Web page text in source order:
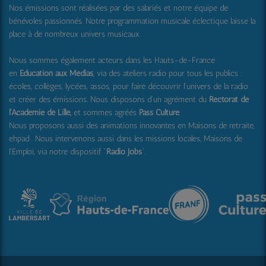
Nos émissions sont réalisées par des salariés et notre équipe de
bénévoles passionnés. Notre programmation musicale éclectique laisse la
place à de nombreux univers musicaux.
Nous sommes également acteurs dans les Hauts-de-France
en Education aux Médias, via des ateliers radio pour tous les publics :
écoles, collèges, lycées, assos, pour faire découvrir l'univers de la radio
et créer des émissions. Nous disposons d'un agrément du Rectorat de
l'Académie de Lille, et sommes agréés Pass Culture.
Nous proposons aussi des animations innovantes en Maisons de retraite,
ehpad . Nous intervenons aussi dans les missions locales, Maisons de
l'Emploi, via notre dispositif "Radio Jobs".